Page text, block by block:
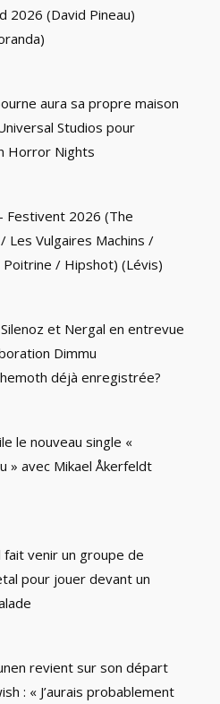
2026 (David Pineau)
aura sa propre maison
Studios pour
Horror Nights
Festivent 2026 (The
Les Vulgaires Machins /
Poitrine / Hipshot) (Lévis)
et Nergal en entrevue
Dimmu
déjà enregistrée?
le nouveau single «
» avec Mikael Åkerfeldt
fait venir un groupe de
pour jouer devant un
revient sur son départ
: « J’aurais probablement